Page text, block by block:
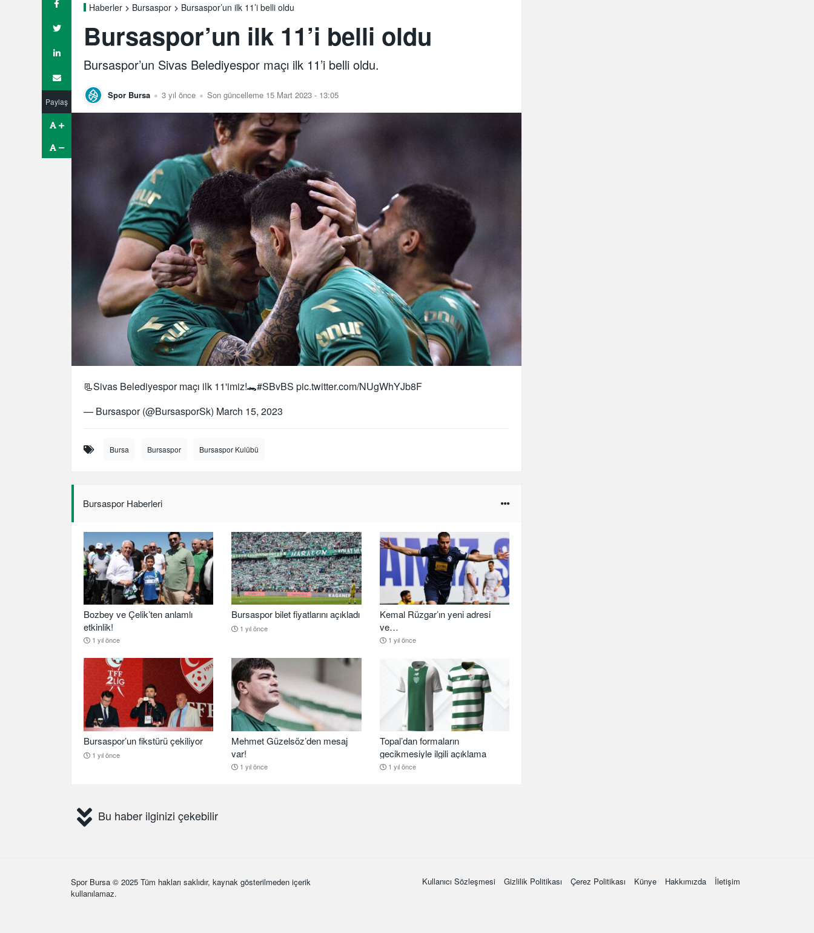
Paylaş
Haberler Bursaspor Bursaspor’un ilk 11’i belli oldu
Bursaspor’un ilk 11’i belli oldu
Bursaspor’un Sivas Belediyespor maçı ilk 11’i belli oldu.
Spor Bursa 3 yıl önce Son güncelleme 15 Mart 2023 - 13:05
📃Sivas Belediyespor maçı ilk 11'imiz!🐊#SBvBS pic.twitter.com/NUgWhYJb8F
— Bursaspor (@BursasporSk) March 15, 2023
Bursa Bursaspor Bursaspor Kulübü
Bursaspor Haberleri
Bozbey ve Çelik’ten anlamlı
etkinlik!
1 yıl önce
Bursaspor bilet fiyatlarını açıkladı
1 yıl önce
Kemal Rüzgar’ın yeni adresi
ve…
1 yıl önce
Bursaspor’un fikstürü çekiliyor
1 yıl önce
Mehmet Güzelsöz’den mesaj
var!
1 yıl önce
Topal’dan formaların
gecikmesiyle ilgili açıklama
1 yıl önce
Bu haber ilginizi çekebilir
Spor Bursa © 2025 Tüm hakları saklıdır, kaynak gösterilmeden içerik
kullanılamaz.
Kullanıcı Sözleşmesi Gizlilik Politikası Çerez Politikası Künye Hakkımızda İletişim